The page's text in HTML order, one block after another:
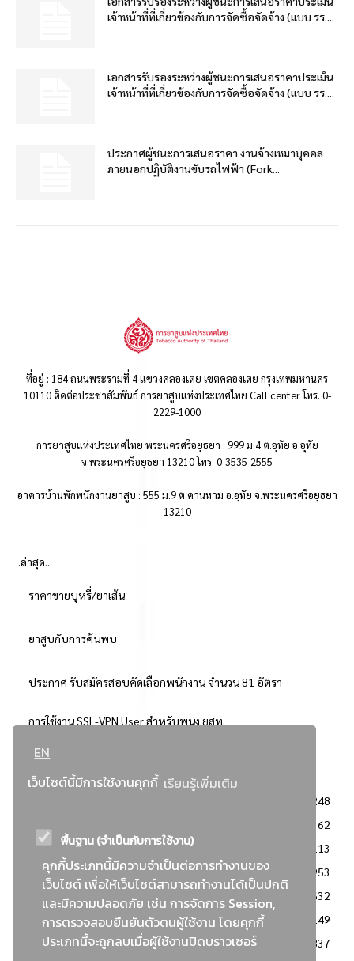
EN
เว็บไซต์นี้มีการใช้งานคุกกี้ เรียนรู้เพิ่มเติม
พื้นฐาน (จำเป็นกับการใช้งาน)
คุกกี้ประเภทนี้มีความจำเป็นต่อการทำงานของ
เว็บไซต์ เพื่อให้เว็บไซต์สามารถทำงานได้เป็นปกติ
และมีความปลอดภัย เช่น การจัดการ Session,
การตรวจสอบยืนยันตัวตนผู้ใช้งาน โดยคุกกี้
ประเภทนี้จะถูกลบเมื่อผู้ใช้งานปิดบราวเซอร์
เจ้าหน้าที่ที่เกี่ยวข้องกับการจัดซื้อจัดจ้าง (แบบ รร....
เอกสารรับรองระหว่างผู้ชนะการเสนอราคาประเมิน
เจ้าหน้าที่ที่เกี่ยวข้องกับการจัดซื้อจัดจ้าง (แบบ รร....
ประกาศผู้ชนะการเสนอราคา งานจ้างเหมาบุคคล
ภายนอกปฏิบัติงานขับรถไฟฟ้า (Fork...
ที่อยู่ : 184 ถนนพระรามที่ 4 แขวงคลองเตย เขตคลองเตย กรุงเทพมหานคร
10110 ติดต่อประชาสัมพันธ์ การยาสูบแห่งประเทศไทย Call center โทร. 0-
2229-1000
การยาสูบแห่งประเทศไทย พระนครศรีอยุธยา : 999 ม.4 ต.อุทัย อ.อุทัย
จ.พระนครศรีอยุธยา 13210 โทร. 0-3535-2555
อาคารบ้านพักพนักงานยาสูบ : 555 ม.9 ต.คานหาม อ.อุทัย จ.พระนครศรีอยุธยา
13210
..ล่าสุด..
ราคาขายบุหรี่/ยาเส้น
ยาสูบกับการค้นพบ
ประกาศ รับสมัครสอบคัดเลือกพนักงาน จำนวน 81 อัตรา
การใช้งาน SSL-VPN User สำหรับพนง.ยสท.
..ยอดนิยม..
3248
2362
: วิธีเฉพาะเจาะจง
2113
ข่าวสาร/ประกาศ
1953
: เอกสารส่งเสริมความโปร่งใสในการจัดซื้อจัดจ้าง
1632
ข่าวสารจัดซื้อจัดจ้าง
1149
: แผนการจัดซื้อจัดจ้าง
837